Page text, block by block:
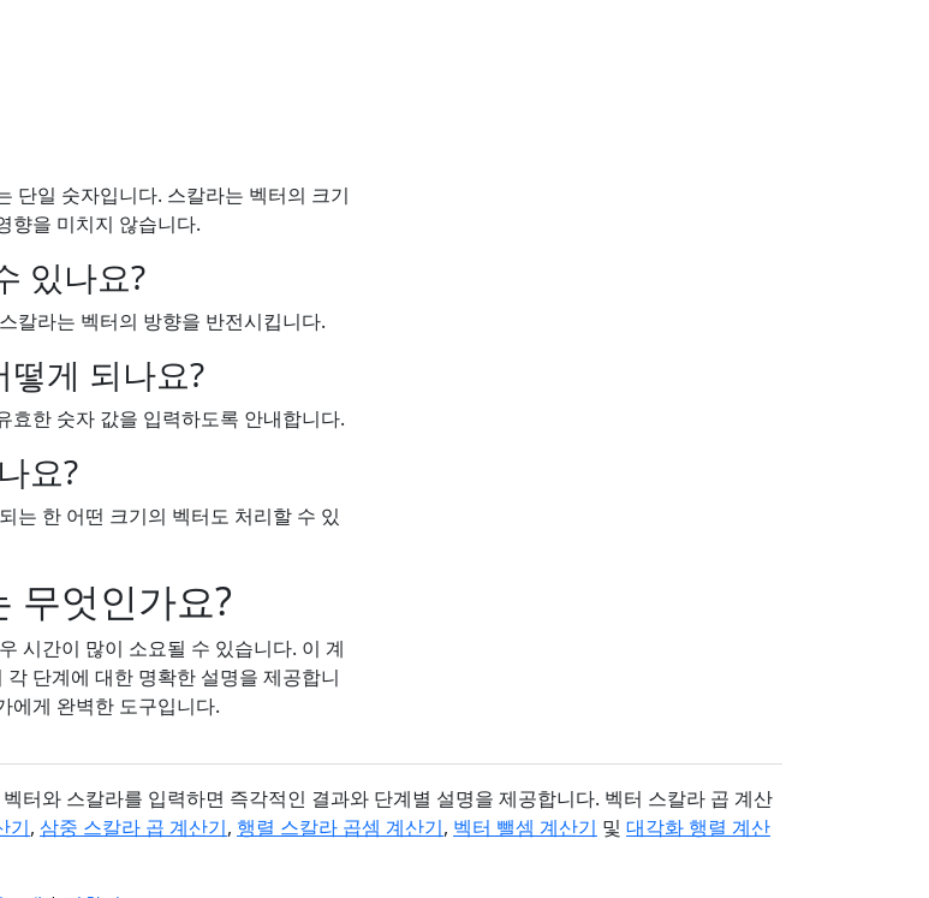
단일 숫자입니다. 스칼라는 벡터의 크기
향을 미치지 않습니다.
있나요?
칼라는 벡터의 방향을 반전시킵니다.
게 되나요?
효한 숫자 값을 입력하도록 안내합니다.
요?
는 한 어떤 크기의 벡터도 처리할 수 있
무엇인가요?
시간이 많이 소요될 수 있습니다. 이 계
단계에 대한 명확한 설명을 제공합니
에게 완벽한 도구입니다.
터와 스칼라를 입력하면 즉각적인 결과와 단계별 설명을 제공합니다. 벡터 스칼라 곱 계산
기, 삼중 스칼라 곱 계산기, 행렬 스칼라 곱셈 계산기, 벡터 뺄셈 계산기 및 대각화 행렬 계산